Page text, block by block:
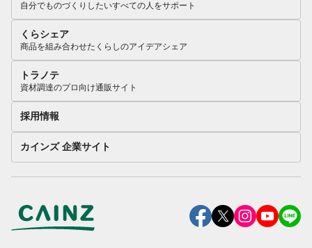
自分でものづくりしたいすべての人をサポート
くらシェア
商品を組み合わせたくらしのアイデアシェア
トラノテ
資材調達のプロ向け通販サイト
採用情報
カインズ 企業サイト